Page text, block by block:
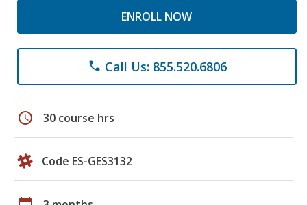
ENROLL NOW
phone Call Us: 855.520.6806
schedule 30 course hrs
Code ES-GES3132